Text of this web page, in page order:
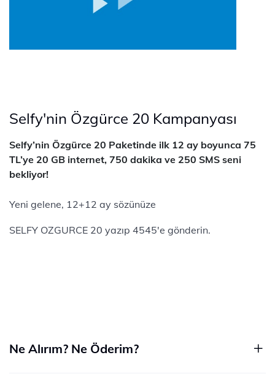
Selfy'nin Özgürce 20 Kampanyası
Selfy’nin Özgürce 20 Paketinde ilk 12 ay boyunca 75
TL’ye 20 GB internet, 750 dakika ve 250 SMS seni
bekliyor!
Yeni gelene, 12+12 ay sözünüze
SELFY OZGURCE 20 yazıp 4545'e gönderin.
Ne Alırım? Ne Öderim?